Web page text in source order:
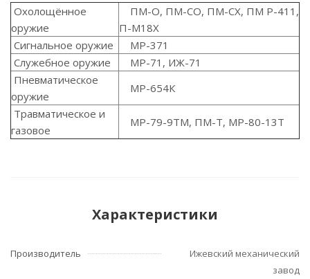
Охолощённое
оружие
ПМ-О, ПМ-СО, ПМ-СХ, ПМ Р-411,
П-М18Х
Сигнальное оружие
МР-371
Служебное оружие
MP-71, ИЖ-71
Пневматическое
оружие
МР-654К
Травматическое и
газовое
MP-79-9TM, ПМ-Т, MP-80-13T
Характеристики
Производитель
Ижевский механический
завод